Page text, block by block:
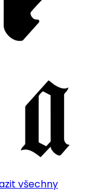
všechny